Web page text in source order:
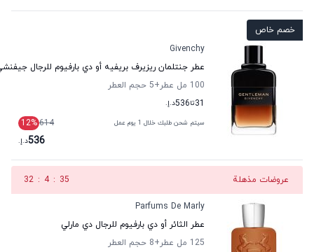
خصم خاص
Givenchy
عطر جنتلمان ريزيرف بريفيه أو دي بارفيوم للرجال
100 مل عطر
+5
حجم العطر
31تا536د.إ.
سيتم شحن طلبك خلال 1 يوم عمل 614
12%
536د.إ.
عروضات مذهلة 34
:
4
:
32
Parfums De Marly
عطر الثائر أو دي بارفيوم للرجال دي مارلي
125 مل عطر
+8
حجم العطر